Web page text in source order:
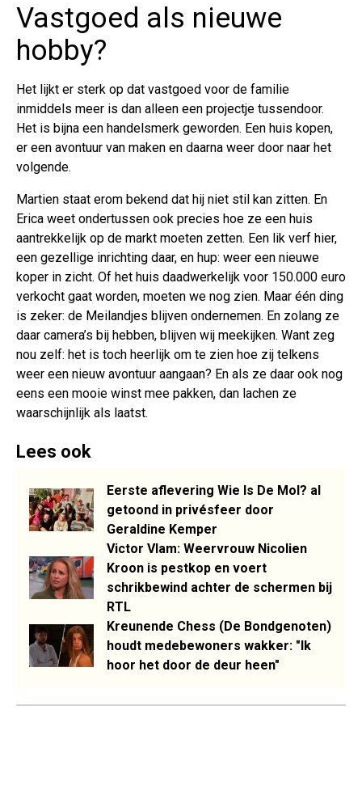
Vastgoed als nieuwe
hobby?
Het lijkt er sterk op dat vastgoed voor de familie
inmiddels meer is dan alleen een projectje tussendoor.
Het is bijna een handelsmerk geworden. Een huis kopen,
er een avontuur van maken en daarna weer door naar het
volgende.
Martien staat erom bekend dat hij niet stil kan zitten. En
Erica weet ondertussen ook precies hoe ze een huis
aantrekkelijk op de markt moeten zetten. Een lik verf hier,
een gezellige inrichting daar, en hup: weer een nieuwe
koper in zicht. Of het huis daadwerkelijk voor 150.000 euro
verkocht gaat worden, moeten we nog zien. Maar één ding
is zeker: de Meilandjes blijven ondernemen. En zolang ze
daar camera’s bij hebben, blijven wij meekijken. Want zeg
nou zelf: het is toch heerlijk om te zien hoe zij telkens
weer een nieuw avontuur aangaan? En als ze daar ook nog
eens een mooie winst mee pakken, dan lachen ze
waarschijnlijk als laatst.
Lees ook
Eerste aflevering Wie Is De Mol? al
getoond in privésfeer door
Geraldine Kemper
Victor Vlam: Weervrouw Nicolien
Kroon is pestkop en voert
schrikbewind achter de schermen bij
RTL
Kreunende Chess (De Bondgenoten)
houdt medebewoners wakker: "Ik
hoor het door de deur heen"